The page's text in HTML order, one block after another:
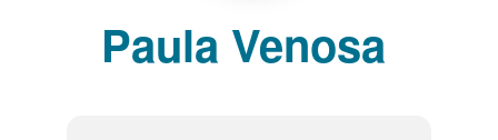
Paula Venosa